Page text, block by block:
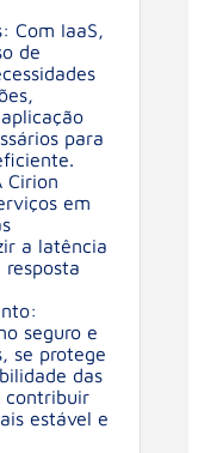
Com IaaS,
de
para
Cirion
em
a latência
seguro e
se protege
das
contribuir
estável e